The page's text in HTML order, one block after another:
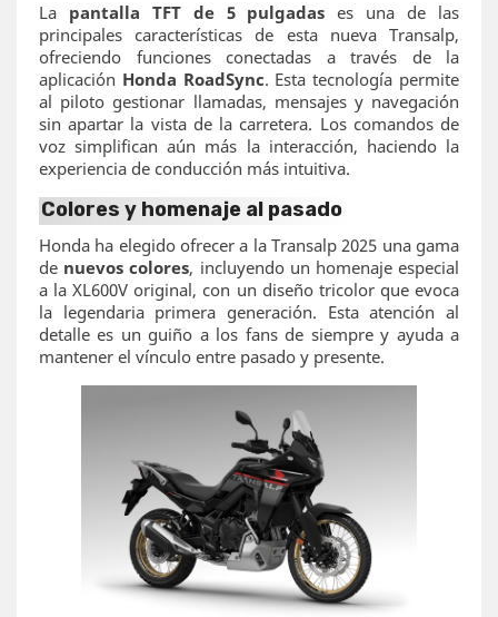
La pantalla TFT de 5 pulgadas es una de las
principales características de esta nueva Transalp,
ofreciendo funciones conectadas a través de la
aplicación Honda RoadSync. Esta tecnología permite
al piloto gestionar llamadas, mensajes y navegación
sin apartar la vista de la carretera. Los comandos de
voz simplifican aún más la interacción, haciendo la
experiencia de conducción más intuitiva.
Colores y homenaje al pasado
Honda ha elegido ofrecer a la Transalp 2025 una gama
de nuevos colores, incluyendo un homenaje especial
a la XL600V original, con un diseño tricolor que evoca
la legendaria primera generación. Esta atención al
detalle es un guiño a los fans de siempre y ayuda a
mantener el vínculo entre pasado y presente.